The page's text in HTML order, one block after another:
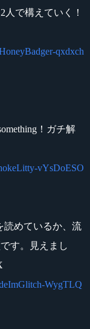
で構えていく！
qxdxch
！ガチ解
vYsDoESO
読めているか、流
す。見えまし
WygTLQ